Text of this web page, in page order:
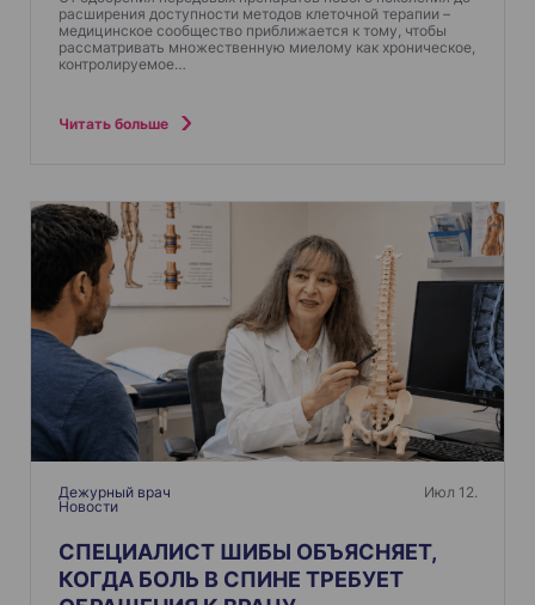
расширения доступности методов клеточной терапии –
медицинское сообщество приближается к тому, чтобы
рассматривать множественную миелому как хроническое,
контролируемое…
Читать больше
Дежурный врач
Новости
Июл 12.
СПЕЦИАЛИСТ ШИБЫ ОБЪЯСНЯЕТ,
КОГДА БОЛЬ В СПИНЕ ТРЕБУЕТ